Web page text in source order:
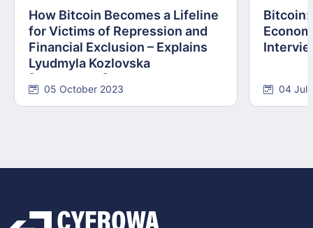
How Bitcoin Becomes a Lifeline
for Victims of Repression and
Financial Exclusion – Explains
Lyudmyla Kozlovska
05 October 2023
Bitcoin:
04